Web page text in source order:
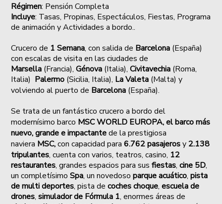
Régimen: Pensión Completa
Incluye: Tasas, Propinas, Espectáculos, Fiestas, Programa
de animación y Actividades a bordo..
Crucero de 1 Semana, con salida de Barcelona (España)
con escalas de visita en las ciudades de
Marsella (Francia),Génova (Italia),Civitavechia (Roma,
Italia) Palermo (Sicilia, Italia), La Valeta (Malta) y
volviendo al puerto de Barcelona (España).
Se trata de un fantástico crucero a bordo del
modernísimo barco MSC WORLD EUROPA, el barco más
nuevo, grande e impactantede la prestigiosa
naviera MSC,con capacidad para6.762 pasajerosy 2.138
tripulantes, cuenta con varios, teatros, casino, 12
restaurantes, grandes espacios para susfiestas,cine 5D,
un completísimoSpa, un novedosoparque acuático,pista
de multi deportes, pista decoches choque,escuela de
drones,simulador de Fórmula 1, enormes áreas de